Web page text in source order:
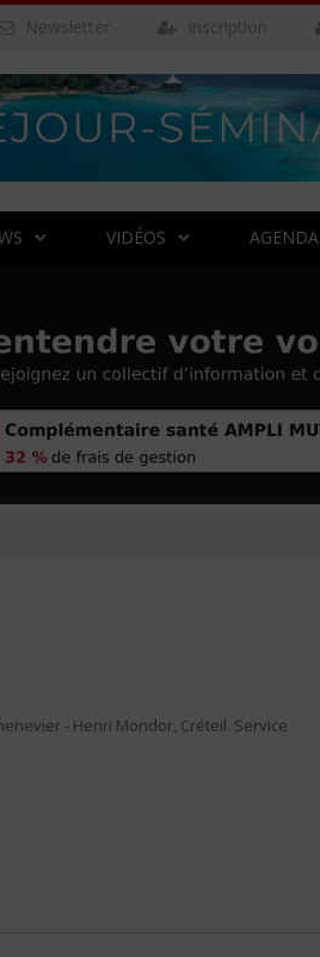
Inscription
Newsletter
VIDÉOS AGENDA
- Henri Mondor, Créteil. Service